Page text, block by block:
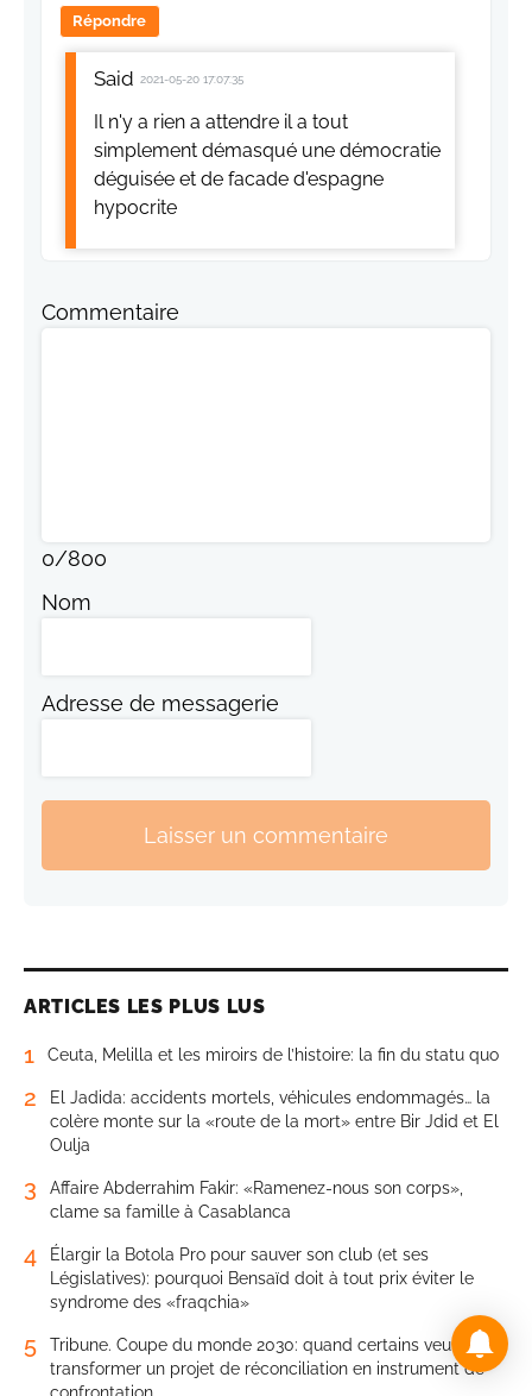
Répondre
Said 2021-05-20 17:07:35
Il n'y a rien a attendre il a tout
simplement démasqué une démocratie
déguisée et de facade d'espagne
hypocrite
Commentaire
0/800
Nom
Adresse de messagerie
Laisser un commentaire
ARTICLES LES PLUS LUS
1 Ceuta, Melilla et les miroirs de l’histoire: la fin du statu quo
2
El Jadida: accidents mortels, véhicules endommagés… la
colère monte sur la «route de la mort» entre Bir Jdid et El
Oulja
3
Affaire Abderrahim Fakir: «Ramenez-nous son corps»,
clame sa famille à Casablanca
4
Élargir la Botola Pro pour sauver son club (et ses
Législatives): pourquoi Bensaïd doit à tout prix éviter le
syndrome des «fraqchia»
5
Tribune. Coupe du monde 2030: quand certains veulent
transformer un projet de réconciliation en instrument de